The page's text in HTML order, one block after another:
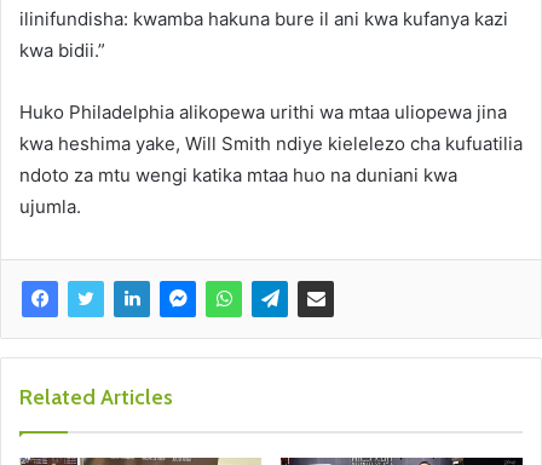
ilinifundisha: kwamba hakuna bure il ani kwa kufanya kazi
kwa bidii.”
Huko Philadelphia alikopewa urithi wa mtaa uliopewa jina
kwa heshima yake, Will Smith ndiye kielelezo cha kufuatilia
ndoto za mtu wengi katika mtaa huo na duniani kwa
ujumla.
Related Articles